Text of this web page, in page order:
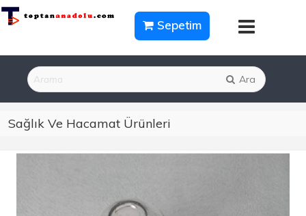
Sepetim
Ara
Sağlık Ve Hacamat Ürünleri